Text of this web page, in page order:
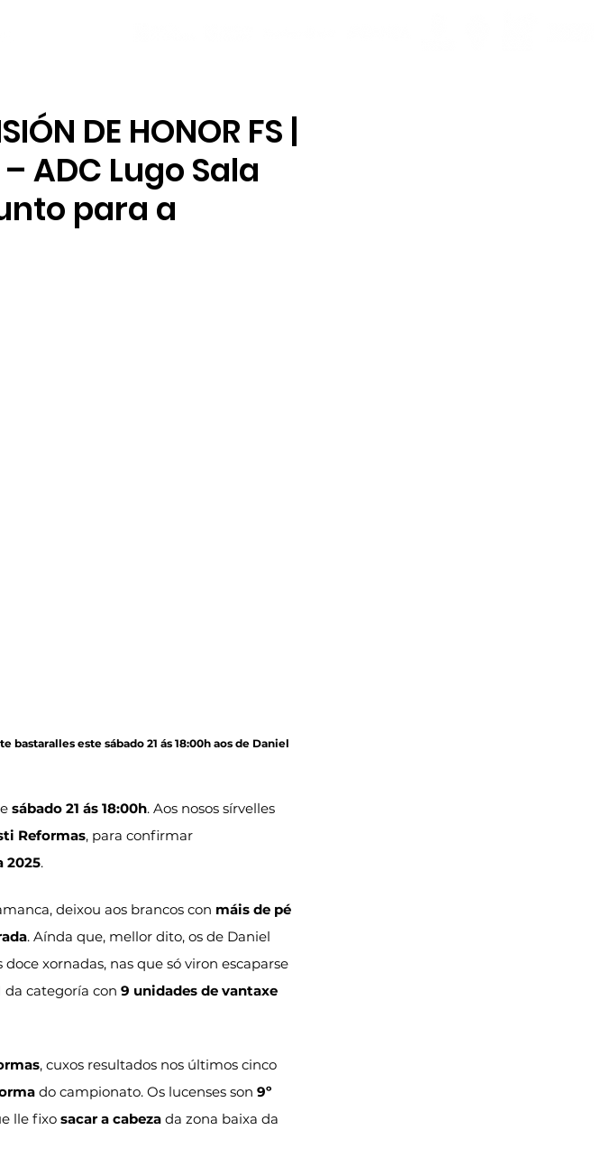
DE HONOR FS |
ADC Lugo Sala
para a
bastaralles este sábado 21 ás 18:00h aos de Daniel
sábado 21 ás 18:00h. Aos nosos sírvelles
Reformas, para confirmar
2025.
deixou aos brancos con máis de pé
. Aínda que, mellor dito, os de Daniel
xornadas, nas que só viron escaparse
da categoría con 9 unidades de vantaxe
, cuxos resultados nos últimos cinco
do campionato. Os lucenses son 9º
lle fixo sacar a cabeza da zona baixa da